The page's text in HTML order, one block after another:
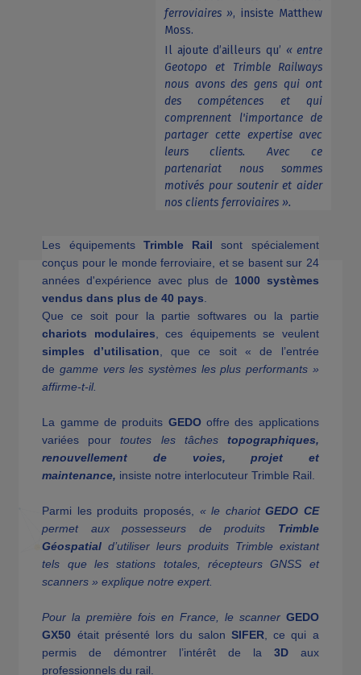
ferroviaires », insiste Matthew
Moss.
Il ajoute d’ailleurs qu’ « entre
Geotopo et Trimble Railways
nous avons des gens qui ont
des compétences et qui
comprennent l'importance de
partager cette expertise avec
leurs clients. Avec ce
partenariat nous sommes
motivés pour soutenir et aider
nos clients ferroviaires ».
Les équipementsTrimble Rail sont spécialement
conçus pour le monde ferroviaire, et se basent sur 24
années d'expérience avec plus de 1000 systèmes
vendus dans plus de 40 pays
Que ce soit pour la partie softwares ou la partie
chariots modulaires , ces équipements se veulent
simples d’utilisation , que ce soit « de l’entrée
degamme vers les systèmes les plus performants »
affirme-t-il.
La gamme de produits GEDOoffre des applications
variées pourtoutes les tâches topographiques,
renouvellement de voies, projet et
maintenance, insiste notre interlocuteur Trimble Rail.
Parmi les produits proposés, « le chariotGEDO CE
permet aux possesseurs de produits Trimble
Géospatial d’utiliser leurs produits Trimble existant
tels que les stations totales, récepteurs GNSS et
scanners » explique notre expert.
Pour la première fois en France, le scanner GEDO
GX50 était présenté lors du salonSIFER
ce qui a
permis de démontrer l’intérêt de la 3Daux
professionnels du rail.